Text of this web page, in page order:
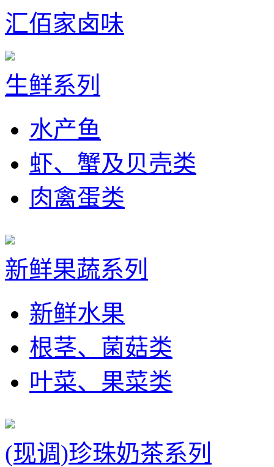
汇佰家卤味
生鲜系列
水产鱼
虾、蟹及贝壳类
肉禽蛋类
新鲜果蔬系列
新鲜水果
根茎、菌菇类
叶菜、果菜类
(现调)珍珠奶茶系列